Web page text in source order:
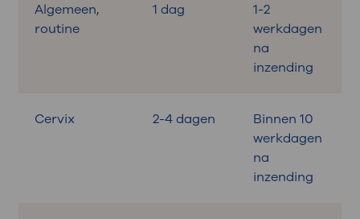
Algemeen,
routine
1 dag
1-2
werkdagen
na
inzending
Cervix 2-4 dagen
Binnen 10
werkdagen
na
inzending